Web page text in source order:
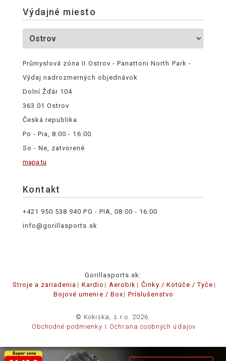
Výdajné miesto
Průmyslová zóna II Ostrov - Panattoni North Park -
Výdaj nadrozmerných objednávok
Dolní Žďár 104
363 01 Ostrov
Česká republika
Po - Pia, 8:00 - 16:00
So - Ne, zatvorené
mapa tu
Kontakt
+421 950 538 940 PO - PIA, 08:00 - 16:00
info@gorillasports.sk
Gorillasports.sk:
Stroje a zariadenia
Kardio Aerobik
Činky / Kotúče / Tyče
Bojové umenie / Box
Príslušenstvo
© Kokiska, s.r.o. 2026.
Obchodné podmienky
Ochrana osobných údajov